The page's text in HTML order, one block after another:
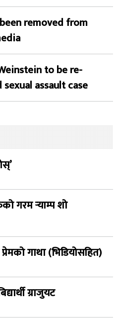
removed from
to be re-
assault case
गरम र्‍याम्प शो
गाथा (भिडियोसहित)
ग्राजुयट